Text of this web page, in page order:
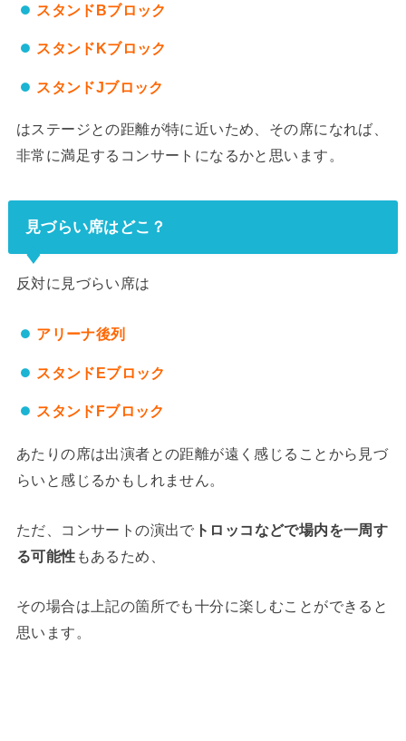
スタンドBブロック
スタンドKブロック
スタンドJブロック
はステージとの距離が特に近いため、その席になれば、
非常に満足するコンサートになるかと思います。
見づらい席はどこ？
反対に見づらい席は
アリーナ後列
スタンドEブロック
スタンドFブロック
あたりの席は出演者との距離が遠く感じることから見づ
らいと感じるかもしれません。
ただ、コンサートの演出で トロッコなどで場内を一周す
る可能性 もあるため、
その場合は上記の箇所でも十分に楽しむことができると
思います。